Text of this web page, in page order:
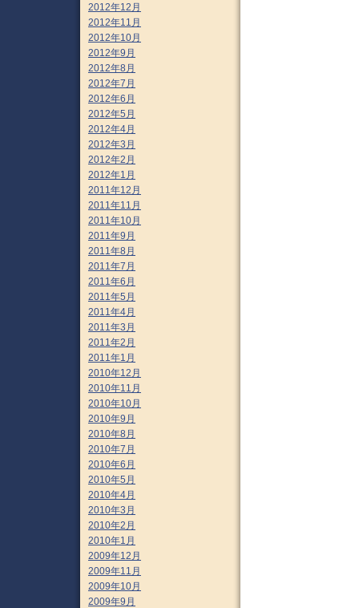
2012年12月
2012年11月
2012年10月
2012年9月
2012年8月
2012年7月
2012年6月
2012年5月
2012年4月
2012年3月
2012年2月
2012年1月
2011年12月
2011年11月
2011年10月
2011年9月
2011年8月
2011年7月
2011年6月
2011年5月
2011年4月
2011年3月
2011年2月
2011年1月
2010年12月
2010年11月
2010年10月
2010年9月
2010年8月
2010年7月
2010年6月
2010年5月
2010年4月
2010年3月
2010年2月
2010年1月
2009年12月
2009年11月
2009年10月
2009年9月